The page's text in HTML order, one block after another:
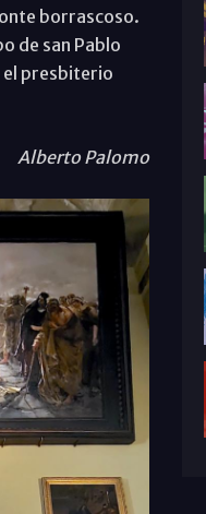
borrascoso.
de san Pablo
el presbiterio
Alberto Palomo